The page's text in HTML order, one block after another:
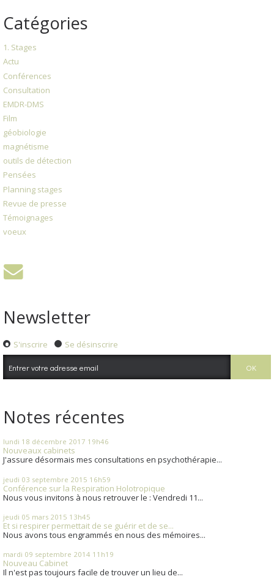
Catégories
1. Stages
Actu
Conférences
Consultation
EMDR-DMS
Film
géobiologie
magnétisme
outils de détection
Pensées
Planning stages
Revue de presse
Témoignages
voeux
Newsletter
S'inscrire Se désinscrire
Notes récentes
lundi 18 décembre 2017 19h46
Nouveaux cabinets
J'assure désormais mes consultations en psychothérapie...
jeudi 03 septembre 2015 16h59
Conférence sur la Respiration Holotropique
Nous vous invitons à nous retrouver le : Vendredi 11...
jeudi 05 mars 2015 13h45
Et si respirer permettait de se guérir et de se...
Nous avons tous engrammés en nous des mémoires...
mardi 09 septembre 2014 11h19
Nouveau Cabinet
Il n'est pas toujours facile de trouver un lieu de...